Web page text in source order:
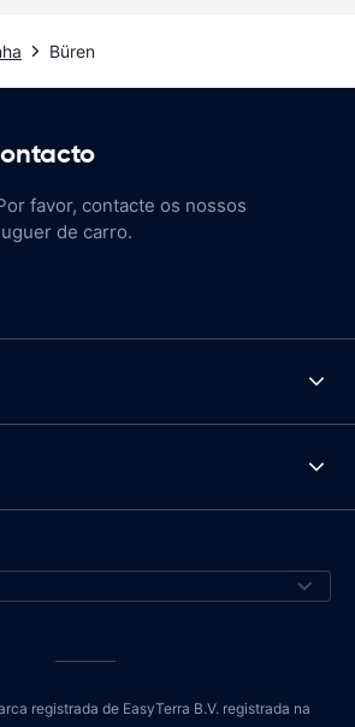
Büren
favor, contacte os nossos
de carro.
registrada de EasyTerra B.V. registrada na